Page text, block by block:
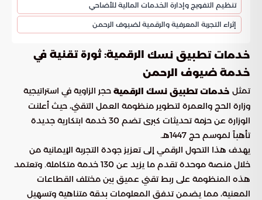
تنظيم التفويج وإدارة الخدمات المالية للأضاحي
إثراء التجربة المعرفية والرقمية لضيوف الرحمن
خدمات تطبيق نسك الرقمية: ثورة تقنية في
خدمة ضيوف الرحمن
تمثل خدمات تطبيق نسك الرقمية حجر الزاوية في استراتيجية
وزارة الحج والعمرة لتطوير منظومة العمل التقني، حيث أعلنت
الوزارة عن حزمة تحديثات كبرى تضم 30 خدمة ابتكارية جديدة
تأهباً لموسم حج 1447هـ.
يهدف هذا التحول الرقمي إلى تعزيز جودة التجربة الإيمانية من
خلال منصة موحدة تقدم ما يزيد عن 130 خدمة متكاملة. وتعتمد
هذه المنظومة على ربط تقني عميق بين مختلف القطاعات
المعنية، مما يضمن تدفق المعلومات بدقة متناهية وتسهيل